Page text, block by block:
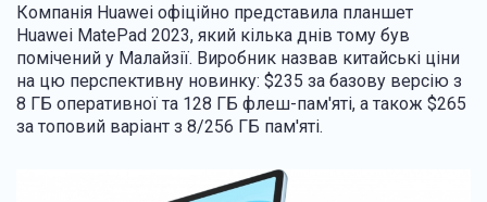
Компанія Huawei офіційно представила планшет
Huawei MatePad 2023, який кілька днів тому був
помічений у Малайзії. Виробник назвав китайські ціни
на цю перспективну новинку: $235 за базову версію з
8 ГБ оперативної та 128 ГБ флеш-пам'яті, а також $265
за топовий варіант з 8/256 ГБ пам'яті.